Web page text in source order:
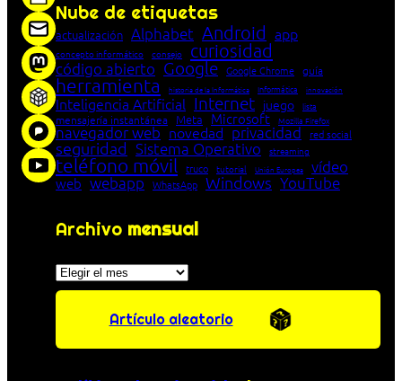
Nube de etiquetas
actualización Alphabet Android app
concepto informático consejo curiosidad
código abierto Google Google Chrome guía
herramienta historia de la Informática Informática innovación
Inteligencia Artificial Internet juego lista
mensajería instantánea Meta Microsoft Mozilla Firefox
navegador web novedad privacidad red social
seguridad Sistema Operativo streaming
teléfono móvil truco tutorial Unión Europea vídeo
web webapp WhatsApp Windows YouTube
Archivo mensual
Archivos
Artículo aleatorio